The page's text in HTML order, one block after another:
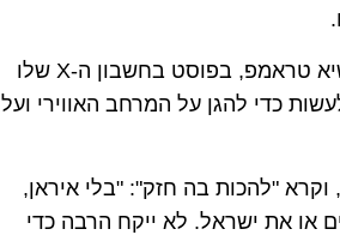
הסנאטור הרפובליקני הבכיר לינדזי גרהאם בירך על הצהרתו של הנשיא טראמפ, בפוסט בחשבון ה-X שלו
כדי להגן על המרחב האווירי ועל
וקרא "להכות בה חזק": "בלי איראן,
או את ישראל. לא ייקח הרבה כדי